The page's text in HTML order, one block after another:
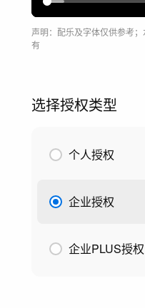
声明：配乐及字体仅供参考
有
选择授权类型
个人授权
企业授权
企业PLUS授权